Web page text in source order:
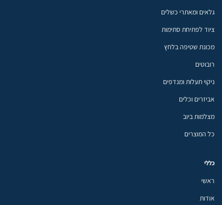
גלאים ומאתרי כשלים
ציוד לפתיחת סתימות
מכונת שטיפה בלחץ
רובוטים
ניקוי תעלות ומנדפים
אביזרים וכלים
מצלמות ביוב
כל המוצרים
כללי
ראשי
אודות